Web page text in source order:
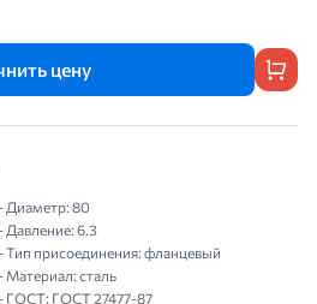
цену
Диаметр: 80
Давление: 6.3
Тип присоединения: фланцевый
Материал: сталь
ГОСТ: ГОСТ 27477-87